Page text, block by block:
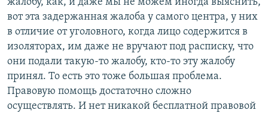
жалобу, как, и даже мы не можем иногда выяснить,
вот эта задержанная жалоба у самого центра, у них
в отличие от уголовного, когда лицо содержится в
изоляторах, им даже не вручают под расписку, что
они подали такую-то жалобу, кто-то эту жалобу
принял. То есть это тоже большая проблема.
Правовую помощь достаточно сложно
осуществлять. И нет никакой бесплатной правовой